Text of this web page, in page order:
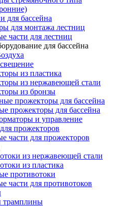
для бассейна
для монтажа лестниц
части для лестниц
для бассейна
из пластика
из нержавеющей стали
из бронзы
прожекторы для бассейна
прожекторы для бассейна
и управление
прожекторов
части для прожекторов
из нержавеющей стали
из пластика
противотоки
части для противотоков
трамплины